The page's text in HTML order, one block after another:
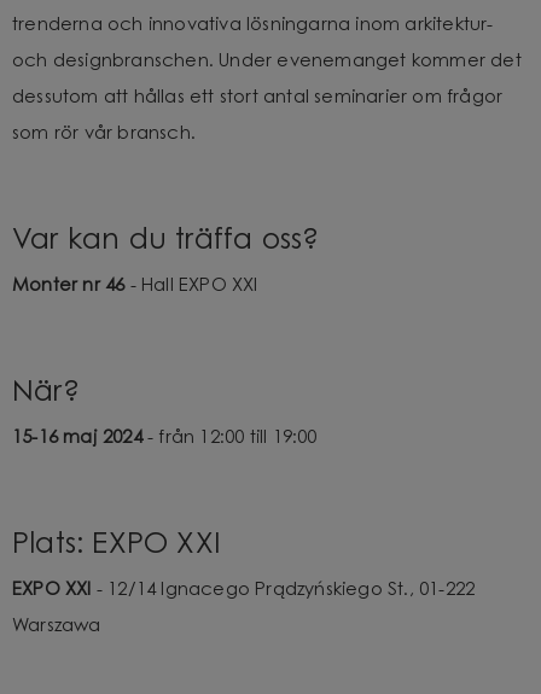
trenderna och innovativa lösningarna inom arkitektur-
och designbranschen. Under evenemanget kommer det
dessutom att hållas ett stort antal seminarier om frågor
som rör vår bransch.
Var kan du träffa oss?
Monter nr 46 - Hall EXPO XXI
När?
15-16 maj 2024 - från 12:00 till 19:00
Plats: EXPO XXI
EXPO XXI - 12/14 Ignacego Prądzyńskiego St., 01-222
Warszawa